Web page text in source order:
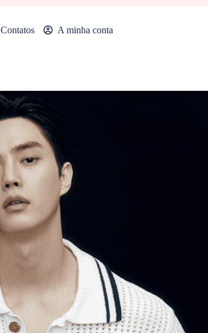
Contatos A minha conta